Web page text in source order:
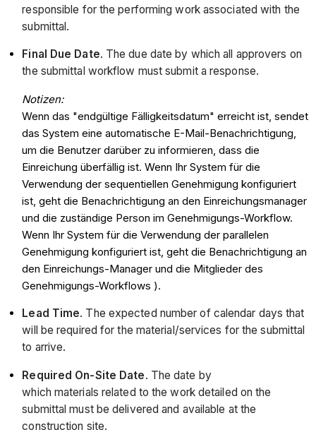
responsible for the performing work associated with the
submittal.
Final Due Date. The due date by which all approvers on
the submittal workflow must submit a response.
Notizen:
Wenn das "endgültige Fälligkeitsdatum" erreicht ist, sendet
das System eine automatische E-Mail-Benachrichtigung,
um die Benutzer darüber zu informieren, dass die
Einreichung überfällig ist. Wenn Ihr System für die
Verwendung der sequentiellen Genehmigung konfiguriert
ist, geht die Benachrichtigung an den Einreichungsmanager
und die zuständige Person im Genehmigungs-Workflow.
Wenn Ihr System für die Verwendung der parallelen
Genehmigung konfiguriert ist, geht die Benachrichtigung an
den Einreichungs-Manager und die Mitglieder des
Genehmigungs-Workflows ).
Lead Time. The expected number of calendar days that
will be required for the material/services for the submittal
to arrive.
Required On-Site Date. The date by
which materials related to the work detailed on the
submittal must be delivered and available at the
construction site.